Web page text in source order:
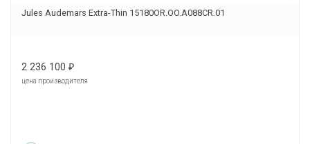
Jules Audemars Extra-Thin 15180OR.OO.A088CR.01
2 236 100 ₽
цена производителя